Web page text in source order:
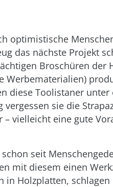
optimistische
das nächste Projekt
Broschüren der
Werbematerialien)
diese Toolistaner unter
sie die
vielleicht eine gute
seit
mit diesem einen
in Holzplatten,